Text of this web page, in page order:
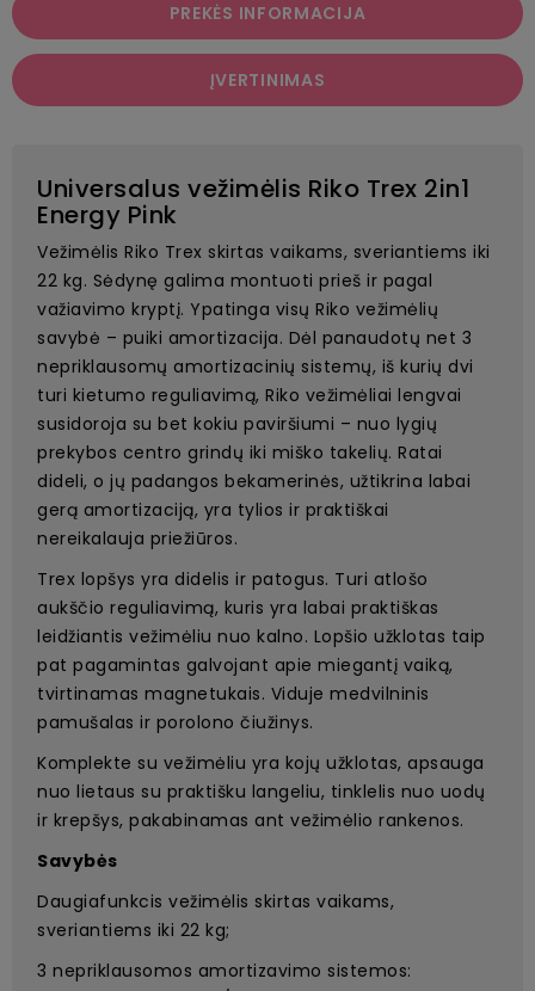
PREKĖS INFORMACIJA
ĮVERTINIMAS
Universalus vežimėlis Riko Trex 2in1
Energy Pink
Vežimėlis Riko Trex skirtas vaikams, sveriantiems iki
22 kg. Sėdynę galima montuoti prieš ir pagal
važiavimo kryptį. Ypatinga visų Riko vežimėlių
savybė – puiki amortizacija. Dėl panaudotų net 3
nepriklausomų amortizacinių sistemų, iš kurių dvi
turi kietumo reguliavimą, Riko vežimėliai lengvai
susidoroja su bet kokiu paviršiumi – nuo ​​lygių
prekybos centro grindų iki miško takelių. Ratai
dideli, o jų padangos bekamerinės, užtikrina labai
gerą amortizaciją, yra tylios ir praktiškai
nereikalauja priežiūros.
Trex lopšys yra didelis ir patogus. Turi atlošo
aukščio reguliavimą, kuris yra labai praktiškas
leidžiantis vežimėliu nuo kalno. Lopšio užklotas taip
pat pagamintas galvojant apie miegantį vaiką,
tvirtinamas magnetukais. Viduje medvilninis
pamušalas ir porolono čiužinys.
Komplekte su vežimėliu yra kojų užklotas, apsauga
nuo lietaus su praktišku langeliu, tinklelis nuo uodų
ir krepšys, pakabinamas ant vežimėlio rankenos.
Savybės
Daugiafunkcis vežimėlis skirtas vaikams,
sveriantiems iki 22 kg;
3 nepriklausomos amortizavimo sistemos: